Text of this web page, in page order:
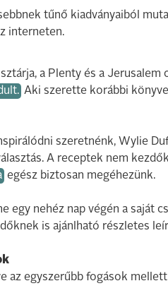
tűnő kiadványaiból
interneten.
a Plenty és a Jerusalem
Aki szerette korábbi
szeretnénk, Wylie
A receptek nem
egész biztosan megéhezünk.
egy nehéz nap végén a saját
is ajánlható részletes
az egyszerűbb fogások mellett